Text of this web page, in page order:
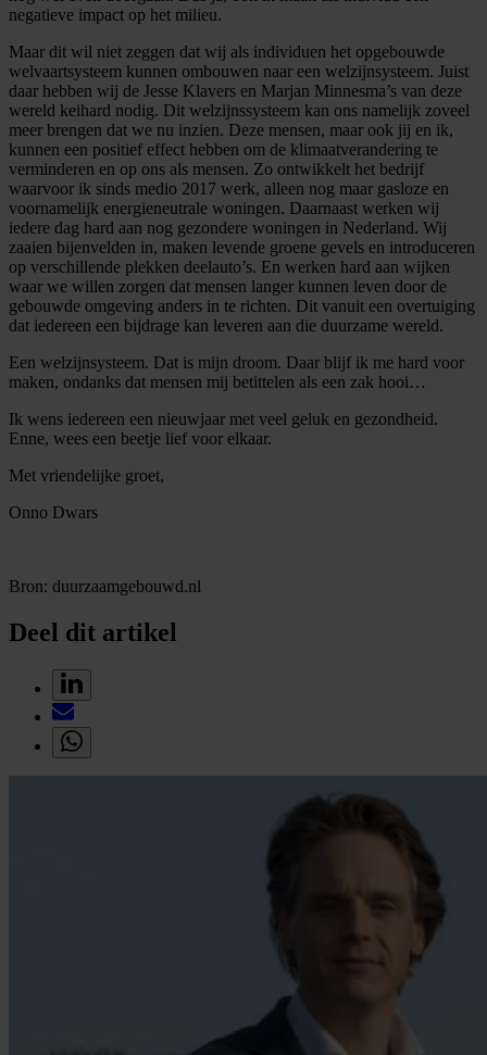
negatieve impact op het milieu.
Maar dit wil niet zeggen dat wij als individuen het opgebouwde
welvaartsysteem kunnen ombouwen naar een welzijnsysteem. Juist
daar hebben wij de Jesse Klavers en Marjan Minnesma’s van deze
wereld keihard nodig. Dit welzijnssysteem kan ons namelijk zoveel
meer brengen dat we nu inzien. Deze mensen, maar ook jij en ik,
kunnen een positief effect hebben om de klimaatverandering te
verminderen en op ons als mensen. Zo ontwikkelt het bedrijf
waarvoor ik sinds medio 2017 werk, alleen nog maar gasloze en
voornamelijk energieneutrale woningen. Daarnaast werken wij
iedere dag hard aan nog gezondere woningen in Nederland. Wij
zaaien bijenvelden in, maken levende groene gevels en introduceren
op verschillende plekken deelauto’s. En werken hard aan wijken
waar we willen zorgen dat mensen langer kunnen leven door de
gebouwde omgeving anders in te richten. Dit vanuit een overtuiging
dat iedereen een bijdrage kan leveren aan die duurzame wereld.
Een welzijnsysteem. Dat is mijn droom. Daar blijf ik me hard voor
maken, ondanks dat mensen mij betittelen als een zak hooi…
Ik wens iedereen een nieuwjaar met veel geluk en gezondheid.
Enne, wees een beetje lief voor elkaar.
Met vriendelijke groet,
Onno Dwars
Bron: duurzaamgebouwd.nl
Deel dit artikel